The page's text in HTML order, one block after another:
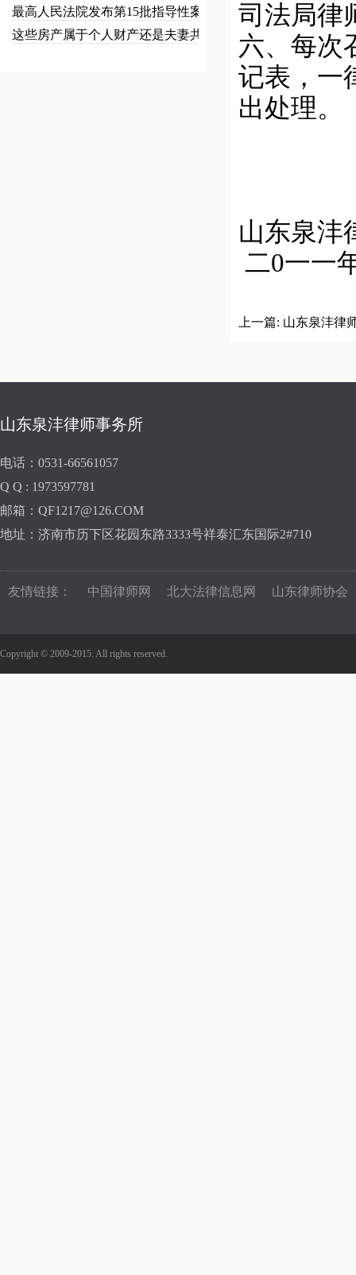
最高人民法院发布第15批指导性案…
这些房产属于个人财产还是夫妻共同…
司法局律
六、每次
记表，一
出处理。
山东泉沣
二0一一
上一篇: 山东泉沣律
山东泉沣律师事务所
电话：0531-66561057
Q Q : 1973597781
邮箱：QF1217@126.COM
地址：济南市历下区花园东路3333号祥泰汇东国际2#710
友情链接： 中国律师网 北大法律信息网 山东律师协会
Copyright © 2009-2015. All rights reserved.